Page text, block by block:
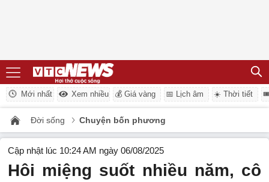
Mới nhất Xem nhiều 💰 Giá vàng 📅 Lịch âm ☀️ Thời tiết
Đời sống Chuyện bốn phương
Cập nhật lúc 10:24 AM ngày 06/08/2025
Hôi miệng suốt nhiều năm, cô